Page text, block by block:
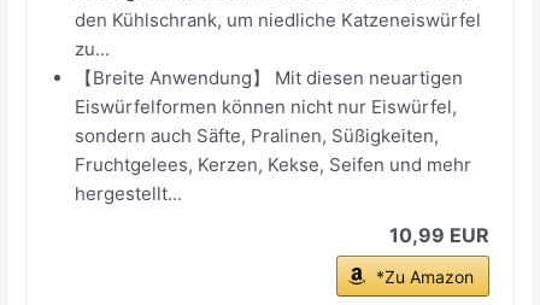
den Kühlschrank, um niedliche Katzeneiswürfel
zu...
【Breite Anwendung】 Mit diesen neuartigen
Eiswürfelformen können nicht nur Eiswürfel,
sondern auch Säfte, Pralinen, Süßigkeiten,
Fruchtgelees, Kerzen, Kekse, Seifen und mehr
hergestellt...
10,99 EUR
*Zu Amazon